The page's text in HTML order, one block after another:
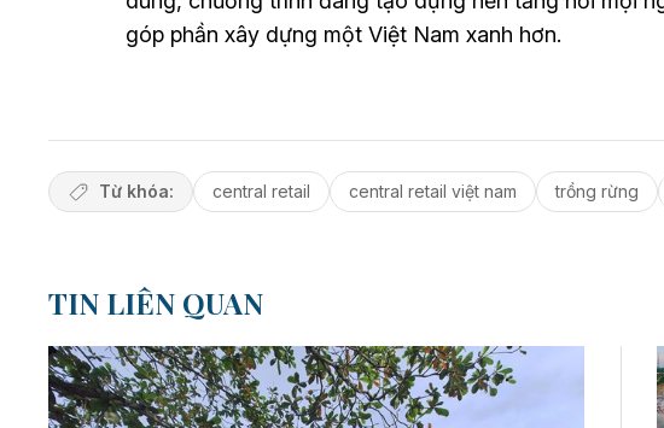
góp phần xây dựng một Việt Nam xanh hơn.
Từ khóa: central retail central retail việt nam trồng rừng
TIN LIÊN QUAN